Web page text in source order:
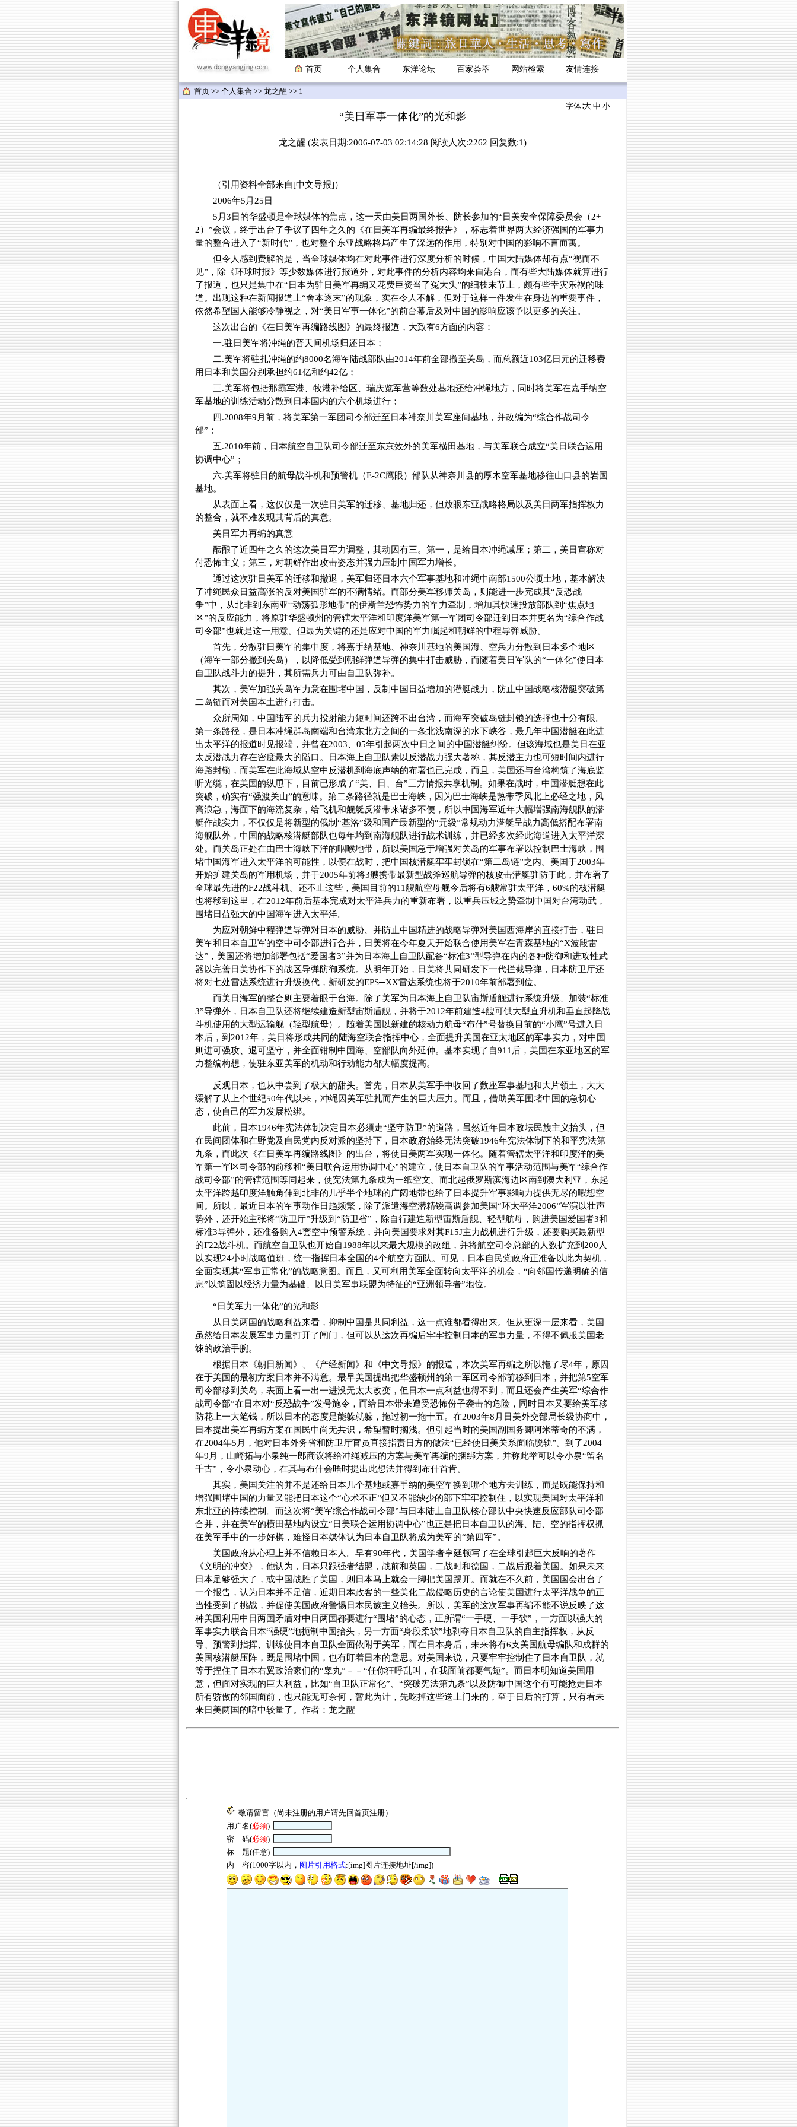
首页 个人集合 东洋论坛 百家荟萃 网站检索 友情连接
首页 >> 个人集合 >> 龙之醒 >> 1
字体∶大 中 小
“美日军事一体化”的光和影
龙之醒 (发表日期:2006-07-03 02:14:28 阅读人次:2262 回复数:1)
（引用资料全部来自[中文导报]）
2006年5月25日
5月3日的华盛顿是全球媒体的焦点，这一天由美日两国外长、防长参加的“日美安全保障委员会（2+
2）”会议，终于出台了争议了四年之久的《在日美军再编最终报告》，标志着世界两大经济强国的军事力
量的整合进入了“新时代”，也对整个东亚战略格局产生了深远的作用，特别对中国的影响不言而寓。
但令人感到费解的是，当全球媒体均在对此事件进行深度分析的时候，中国大陆媒体却有点“视而不
见”，除《环球时报》等少数媒体进行报道外，对此事件的分析内容均来自港台，而有些大陆媒体就算进行
了报道，也只是集中在“日本为驻日美军再编又花费巨资当了冤大头”的细枝末节上，颇有些幸灾乐祸的味
道。出现这种在新闻报道上“舍本逐末”的现象，实在令人不解，但对于这样一件发生在身边的重要事件，
依然希望国人能够冷静视之，对“美日军事一体化”的前台幕后及对中国的影响应该予以更多的关注。
这次出台的《在日美军再编路线图》的最终报道，大致有6方面的内容：
一.驻日美军将冲绳的普天间机场归还日本；
二.美军将驻扎冲绳的约8000名海军陆战部队由2014年前全部撤至关岛，而总额近103亿日元的迁移费
用日本和美国分别承担约61亿和约42亿；
三.美军将包括那霸军港、牧港补给区、瑞庆览军营等数处基地还给冲绳地方，同时将美军在嘉手纳空
军基地的训练活动分散到日本国内的六个机场进行；
四.2008年9月前，将美军第一军团司令部迁至日本神奈川美军座间基地，并改编为“综合作战司令
部”；
五.2010年前，日本航空自卫队司令部迁至东京效外的美军横田基地，与美军联合成立“美日联合运用
协调中心”；
六.美军将驻日的航母战斗机和预警机（E-2C鹰眼）部队从神奈川县的厚木空军基地移往山口县的岩国
基地。
从表面上看，这仅仅是一次驻日美军的迁移、基地归还，但放眼东亚战略格局以及美日两军指挥权力
的整合，就不难发现其背后的真意。
美日军力再编的真意
酝酿了近四年之久的这次美日军力调整，其动因有三。第一，是给日本冲绳减压；第二，美日宣称对
付恐怖主义；第三，对朝鲜作出攻击姿态并强力压制中国军力增长。
通过这次驻日美军的迁移和撤退，美军归还日本六个军事基地和冲绳中南部1500公顷土地，基本解决
了冲绳民众日益高涨的反对美国驻军的不满情绪。而部分美军移师关岛，则能进一步完成其“反恐战
争”中，从北非到东南亚“动荡弧形地带”的伊斯兰恐怖势力的军力牵制，增加其快速投放部队到“焦点地
区”的反应能力，将原驻华盛顿州的管辖太平洋和印度洋美军第一军团司令部迁到日本并更名为“综合作战
司令部”也就是这一用意。但最为关键的还是应对中国的军力崛起和朝鲜的中程导弹威胁。
首先，分散驻日美军的集中度，将嘉手纳基地、神奈川基地的美国海、空兵力分散到日本多个地区
（海军一部分撤到关岛），以降低受到朝鲜弹道导弹的集中打击威胁，而随着美日军队的“一体化”使日本
自卫队战斗力的提升，其所需兵力可由自卫队弥补。
其次，美军加强关岛军力意在围堵中国，反制中国日益增加的潜艇战力，防止中国战略核潜艇突破第
二岛链而对美国本土进行打击。
众所周知，中国陆军的兵力投射能力短时间还跨不出台湾，而海军突破岛链封锁的选择也十分有限。
第一条路径，是日本冲绳群岛南端和台湾东北方之间的一条北浅南深的水下峡谷，最几年中国潜艇在此进
出太平洋的报道时见报端，并曾在2003、05年引起两次中日之间的中国潜艇纠纷。但该海域也是美日在亚
太反潜战力存在密度最大的隘口。日本海上自卫队素以反潜战力强大著称，其反潜主力也可短时间内进行
海路封锁，而美军在此海域从空中反潜机到海底声纳的布署也已完成，而且，美国还与台湾构筑了海底监
听光缆，在美国的纵恿下，目前已形成了“美、日、台”三方情报共享机制。如果在战时，中国潜艇想在此
突破，确实有“强渡关山”的意味。第二条路径就是巴士海峡，因为巴士海峡是热带季风北上必经之地，风
高浪急，海面下的海流复杂，给飞机和舰艇反潜带来诸多不便，所以中国海军近年大幅增强南海舰队的潜
艇作战实力，不仅仅是将新型的俄制“基洛”级和国产最新型的“元级”常规动力潜艇呈战力高低搭配布署南
海舰队外，中国的战略核潜艇部队也每年均到南海舰队进行战术训练，并已经多次经此海道进入太平洋深
处。而关岛正处在由巴士海峡下洋的咽喉地带，所以美国急于增强对关岛的军事布署以控制巴士海峡，围
堵中国海军进入太平洋的可能性，以便在战时，把中国核潜艇牢牢封锁在“第二岛链”之内。美国于2003年
开始扩建关岛的军用机场，并于2005年前将3艘携带最新型战斧巡航导弹的核攻击潜艇驻防于此，并布署了
全球最先进的F22战斗机。还不止这些，美国目前的11艘航空母舰今后将有6艘常驻太平洋，60%的核潜艇
也将移到这里，在2012年前后基本完成对太平洋兵力的重新布署，以重兵压城之势牵制中国对台湾动武，
围堵日益强大的中国海军进入太平洋。
为应对朝鲜中程弹道导弹对日本的威胁、并防止中国精进的战略导弹对美国西海岸的直接打击，驻日
美军和日本自卫军的空中司令部进行合并，日美将在今年夏天开始联合使用美军在青森基地的“X波段雷
达”，美国还将增加部署包括“爱国者3”并为日本海上自卫队配备“标准3”型导弹在内的各种防御和进攻性武
器以完善日美协作下的战区导弹防御系统。从明年开始，日美将共同研发下一代拦截导弹，日本防卫厅还
将对七处雷达系统进行升级换代，新研发的EPS─XX雷达系统也将于2010年前部署到位。
而美日海军的整合则主要着眼于台海。除了美军为日本海上自卫队宙斯盾舰进行系统升级、加装“标准
3”导弹外，日本自卫队还将继续建造新型宙斯盾舰，并将于2012年前建造4艘可供大型直升机和垂直起降战
斗机使用的大型运输舰（轻型航母）。随着美国以新建的核动力航母“布什”号替换目前的“小鹰”号进入日
本后，到2012年，美日将形成共同的陆海空联合指挥中心，全面提升美国在亚太地区的军事实力，对中国
则进可强攻、退可坚守，并全面钳制中国海、空部队向外延伸。基本实现了自911后，美国在东亚地区的军
力整编构想，使驻东亚美军的机动和行动能力都大幅度提高。
反观日本，也从中尝到了极大的甜头。首先，日本从美军手中收回了数座军事基地和大片领土，大大
缓解了从上个世纪50年代以来，冲绳因美军驻扎而产生的巨大压力。而且，借助美军围堵中国的急切心
态，使自己的军力发展松绑。
此前，日本1946年宪法体制决定日本必须走“坚守防卫”的道路，虽然近年日本政坛民族主义抬头，但
在民间团体和在野党及自民党内反对派的坚持下，日本政府始终无法突破1946年宪法体制下的和平宪法第
九条，而此次《在日美军再编路线图》的出台，将使日美两军实现一体化。随着管辖太平洋和印度洋的美
军第一军区司令部的前移和“美日联合运用协调中心”的建立，使日本自卫队的军事活动范围与美军“综合作
战司令部”的管辖范围等同起来，使宪法第九条成为一纸空文。而北起俄罗斯滨海边区南到澳大利亚，东起
太平洋跨越印度洋触角伸到北非的几乎半个地球的广阔地带也给了日本提升军事影响力提供无尽的暇想空
间。所以，最近日本的军事动作日趋频繁，除了派遣海空潜精锐高调参加美国“环太平洋2006”军演以壮声
势外，还开始主张将“防卫厅”升级到“防卫省”，除自行建造新型宙斯盾舰、轻型航母，购进美国爱国者3和
标准3导弹外，还准备购入4套空中预警系统，并向美国要求对其F15J主力战机进行升级，还要购买最新型
的F22战斗机。而航空自卫队也开始自1988年以来最大规模的改组，并将航空司令总部的人数扩充到200人
以实现24小时战略值班，统一指挥日本全国的4个航空方面队。可见，日本自民党政府正准备以此为契机，
全面实现其“军事正常化”的战略意图。而且，又可利用美军全面转向太平洋的机会，“向邻国传递明确的信
息”以筑固以经济力量为基础、以日美军事联盟为特征的“亚洲领导者”地位。
“日美军力一体化”的光和影
从日美两国的战略利益来看，抑制中国是共同利益，这一点谁都看得出来。但从更深一层来看，美国
虽然给日本发展军事力量打开了闸门，但可以从这次再编后牢牢控制日本的军事力量，不得不佩服美国老
竦的政治手腕。
根据日本《朝日新闻》、《产经新闻》和《中文导报》的报道，本次美军再编之所以拖了尽4年，原因
在于美国的最初方案日本并不满意。最早美国提出把华盛顿州的第一军区司令部前移到日本，并把第5空军
司令部移到关岛，表面上看一出一进没无太大改变，但日本一点利益也得不到，而且还会产生美军“综合作
战司令部”在日本对“反恐战争”发号施令，而给日本带来遭受恐怖份子袭击的危险，同时日本又要给美军移
防花上一大笔钱，所以日本的态度是能躲就躲，拖过初一拖十五。在2003年8月日美外交部局长级协商中，
日本提出美军再编方案在国民中尚无共识，希望暂时搁浅。但引起当时的美国副国务卿阿米蒂奇的不满，
在2004年5月，他对日本外务省和防卫厅官员直接指责日方的做法“已经使日美关系面临脱轨”。到了2004
年9月，山崎拓与小泉纯一郎商议将给冲绳减压的方案与美军再编的捆绑方案，并称此举可以令小泉“留名
千古”，令小泉动心，在其与布什会晤时提出此想法并得到布什首肯。
其实，美国关注的并不是还给日本几个基地或嘉手纳的美空军换到哪个地方去训练，而是既能保持和
增强围堵中国的力量又能把日本这个“心术不正”但又不能缺少的部下牢牢控制住，以实现美国对太平洋和
东北亚的持续控制。而这次将“美军综合作战司令部”与日本陆上自卫队核心部队中央快速反应部队司令部
合并，并在美军的横田基地内设立“日美联合运用协调中心”也正是把日本自卫队的海、陆、空的指挥权抓
在美军手中的一步好棋，难怪日本媒体认为日本自卫队将成为美军的“第四军”。
美国政府从心理上并不信赖日本人。早有90年代，美国学者亨廷顿写了在全球引起巨大反响的著作
《文明的冲突》，他认为，日本只跟强者结盟，战前和英国，二战时和德国，二战后跟着美国。如果未来
日本足够强大了，或中国战胜了美国，则日本马上就会一脚把美国踢开。而就在不久前，美国国会出台了
一个报告，认为日本并不足信，近期日本政客的一些美化二战侵略历史的言论使美国进行太平洋战争的正
当性受到了挑战，并促使美国政府警惕日本民族主义抬头。所以，美军的这次军事再编不能不说反映了这
种美国利用中日两国矛盾对中日两国都要进行“围堵”的心态，正所谓“一手硬、一手软”，一方面以强大的
军事实力联合日本“强硬”地扼制中国抬头，另一方面“身段柔软”地剥夺日本自卫队的自主指挥权，从反
导、预警到指挥、训练使日本自卫队全面依附于美军，而在日本身后，未来将有6支美国航母编队和成群的
美国核潜艇压阵，既是围堵中国，也有盯着日本的意思。对美国来说，只要牢牢控制住了日本自卫队，就
等于捏住了日本右翼政治家们的“睾丸”－－“任你狂呼乱叫，在我面前都要气短”。而日本明知道美国用
意，但面对实现的巨大利益，比如“自卫队正常化”、“突破宪法第九条”以及防御中国这个有可能抢走日本
所有骄傲的邻国面前，也只能无可奈何，暂此为计，先吃掉这些送上门来的，至于日后的打算，只有看未
来日美两国的暗中较量了。作者：龙之醒
敬请留言（尚未注册的用户请先回首页注册）
用户名(必须)
密 码(必须)
标 题(任意)
内 容(1000字以内， 图片引用格式:[img]图片连接地址[/img])